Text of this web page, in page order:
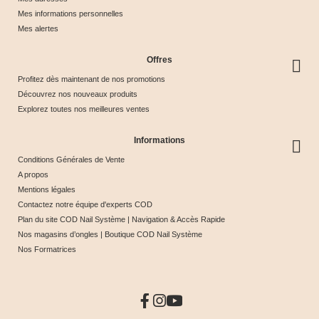
Mes informations personnelles
Mes alertes
Offres
Profitez dès maintenant de nos promotions
Découvrez nos nouveaux produits
Explorez toutes nos meilleures ventes
Informations
Conditions Générales de Vente
A propos
Mentions légales
Contactez notre équipe d'experts COD
Plan du site COD Nail Système | Navigation & Accès Rapide
Nos magasins d’ongles | Boutique COD Nail Système
Nos Formatrices